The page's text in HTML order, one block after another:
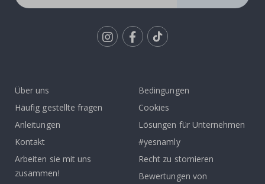
Über uns
Häufig gestellte fragen
Anleitungen
Kontakt
Arbeiten sie mit uns
zusammen!
Bedingungen
Cookies
Lösungen für Unternehmen
#yesnamly
Recht zu stornieren
Bewertungen von